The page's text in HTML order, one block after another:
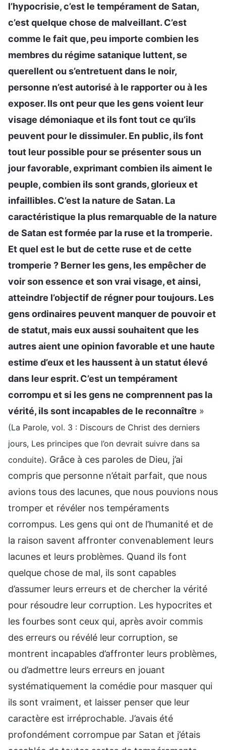
l’hypocrisie, c’est le tempérament de Satan,
c’est quelque chose de malveillant. C’est
comme le fait que, peu importe combien les
membres du régime satanique luttent, se
querellent ou s’entretuent dans le noir,
personne n’est autorisé à le rapporter ou à les
exposer. Ils ont peur que les gens voient leur
visage démoniaque et ils font tout ce qu’ils
peuvent pour le dissimuler. En public, ils font
tout leur possible pour se présenter sous un
jour favorable, exprimant combien ils aiment le
peuple, combien ils sont grands, glorieux et
infaillibles. C’est la nature de Satan. La
caractéristique la plus remarquable de la nature
de Satan est formée par la ruse et la tromperie.
Et quel est le but de cette ruse et de cette
tromperie ? Berner les gens, les empêcher de
voir son essence et son vrai visage, et ainsi,
atteindre l’objectif de régner pour toujours. Les
gens ordinaires peuvent manquer de pouvoir et
de statut, mais eux aussi souhaitent que les
autres aient une opinion favorable et une haute
estime d’eux et les haussent à un statut élevé
dans leur esprit. C’est un tempérament
corrompu et si les gens ne comprennent pas la
vérité, ils sont incapables de le reconnaître »
(La Parole, vol. 3 : Discours de Christ des derniers
jours, Les principes que l’on devrait suivre dans sa
conduite). Grâce à ces paroles de Dieu, j’ai
compris que personne n’était parfait, que nous
avions tous des lacunes, que nous pouvions nous
tromper et révéler nos tempéraments
corrompus. Les gens qui ont de l’humanité et de
la raison savent affronter convenablement leurs
lacunes et leurs problèmes. Quand ils font
quelque chose de mal, ils sont capables
d’assumer leurs erreurs et de chercher la vérité
pour résoudre leur corruption. Les hypocrites et
les fourbes sont ceux qui, après avoir commis
des erreurs ou révélé leur corruption, se
montrent incapables d’affronter leurs problèmes,
ou d’admettre leurs erreurs en jouant
systématiquement la comédie pour masquer qui
ils sont vraiment, et laisser penser que leur
caractère est irréprochable. J’avais été
profondément corrompue par Satan et j’étais